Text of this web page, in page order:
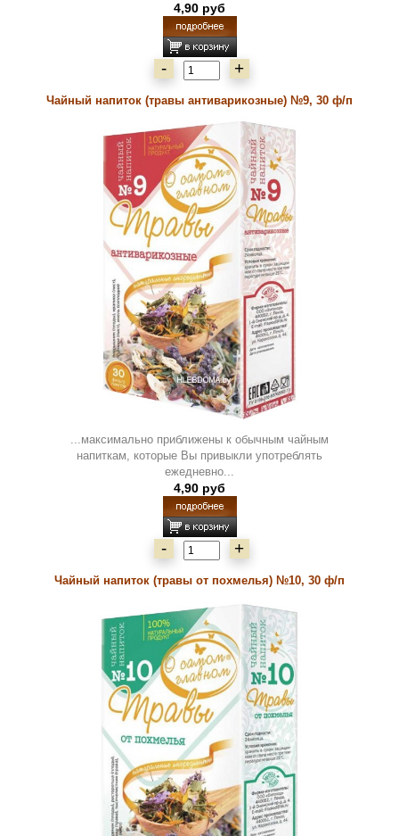
4,90 руб
- +
Чайный напиток (травы антиварикозные) №9, 30 ф/п
...максимально приближены к обычным чайным
напиткам, которые Вы привыкли употреблять
ежедневно...
4,90 руб
- +
Чайный напиток (травы от похмелья) №10, 30 ф/п